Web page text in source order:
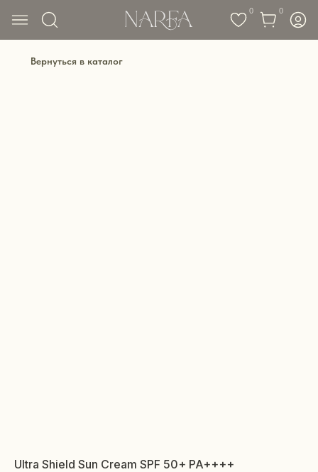
Вернуться в каталог
Ultra Shield Sun Cream SPF 50+ PA++++